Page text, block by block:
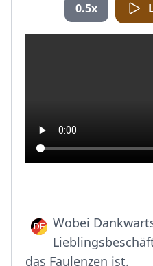
0.5x
Wobei
das Faulenzen ist.